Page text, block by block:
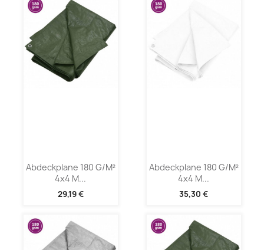
Abdeckplane 180 G/m²
4x4 M...
29,19 €
Abdeckplane 180 G/m²
4x4 M...
35,30 €